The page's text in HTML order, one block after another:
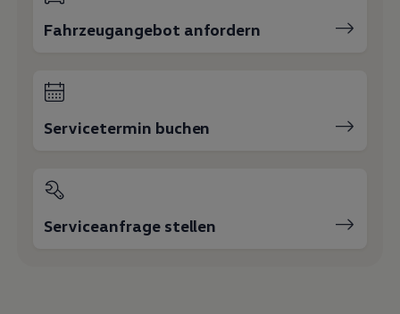
Fahrzeugangebot anfordern
Servicetermin buchen
Serviceanfrage stellen